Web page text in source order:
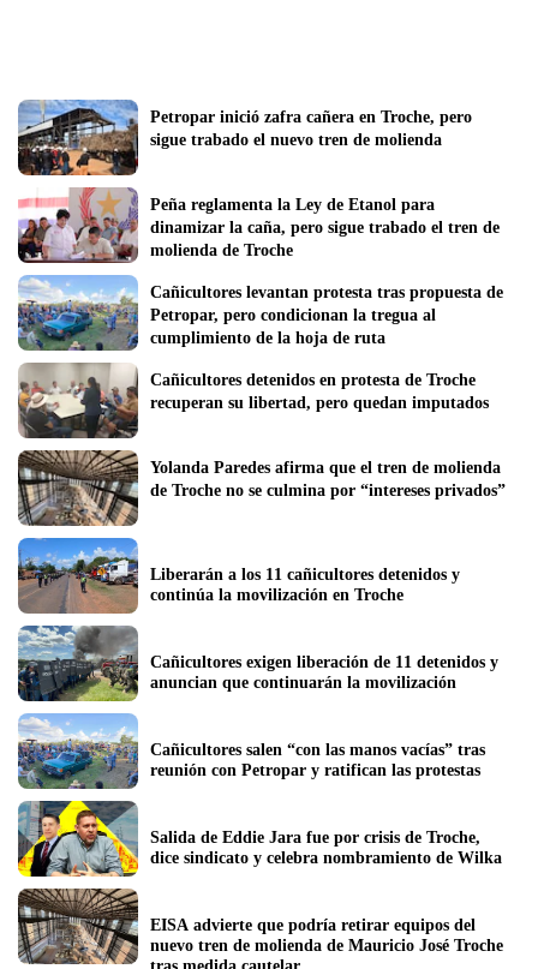
Petropar inició zafra cañera en Troche, pero
sigue trabado el nuevo tren de molienda
Peña reglamenta la Ley de Etanol para
dinamizar la caña, pero sigue trabado el tren de
molienda de Troche
Cañicultores levantan protesta tras propuesta de
Petropar, pero condicionan la tregua al
cumplimiento de la hoja de ruta
Cañicultores detenidos en protesta de Troche
recuperan su libertad, pero quedan imputados
Yolanda Paredes afirma que el tren de molienda
de Troche no se culmina por “intereses privados”
Liberarán a los 11 cañicultores detenidos y
continúa la movilización en Troche
Cañicultores exigen liberación de 11 detenidos y
anuncian que continuarán la movilización
Cañicultores salen “con las manos vacías” tras
reunión con Petropar y ratifican las protestas
Salida de Eddie Jara fue por crisis de Troche,
dice sindicato y celebra nombramiento de Wilka
EISA advierte que podría retirar equipos del
nuevo tren de molienda de Mauricio José Troche